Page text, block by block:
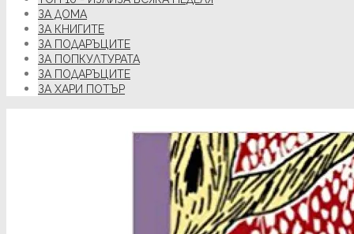
ЗА ДОМА
ЗА КНИГИТЕ
ЗА ПОДАРЪЦИТЕ
ЗА ПОПКУЛТУРАТА
ЗА ПОДАРЪЦИТЕ
ЗА ХАРИ ПОТЪР